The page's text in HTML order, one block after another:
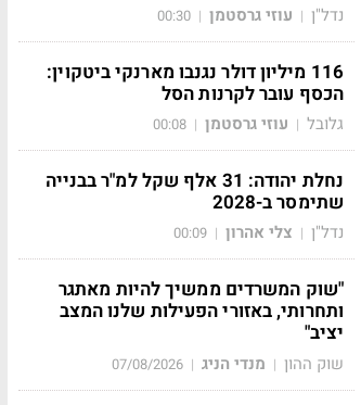
נדל"ן | עוזי גרסטמן |
00:30
116 מיליון דולר נגנבו מארנקי ביטקוין:
הכסף עובר לקרנות הסל
גלובל | עוזי גרסטמן |
00:08
נחלת יהודה: 31 אלף שקל למ"ר בבנייה
שתימסר ב-2028
נדל"ן | צלי אהרון |
00:09
"שוק המשרדים ממשיך להיות מאתגר
ותחרותי, באזורי הפעילות שלנו המצב
יציב"
שוק ההון | מנדי הניג |
07/08/2026